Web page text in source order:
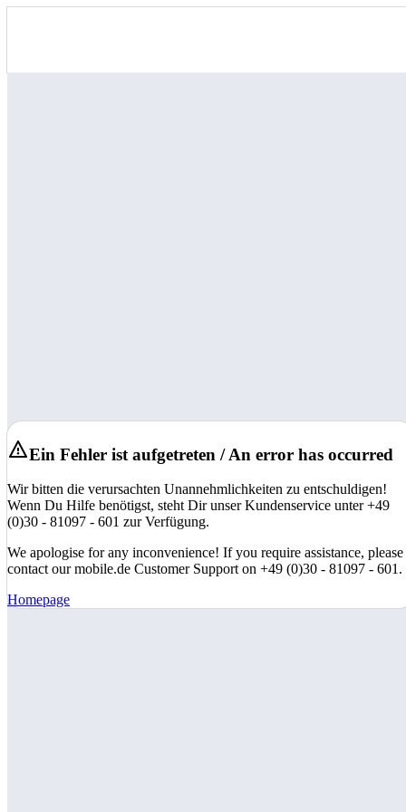
Ein Fehler ist aufgetreten / An error has occurred
Wir bitten die verursachten Unannehmlichkeiten zu entschuldigen!
Wenn Du Hilfe benötigst, steht Dir unser Kundenservice unter +49
(0)30 - 81097 - 601 zur Verfügung.
We apologise for any inconvenience! If you require assistance, please
contact our mobile.de Customer Support on +49 (0)30 - 81097 - 601.
Homepage